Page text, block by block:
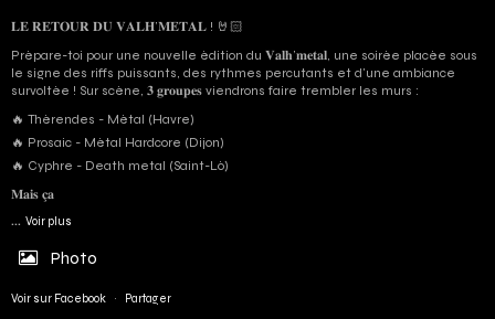
𝐋𝐄 𝐑𝐄𝐓𝐎𝐔𝐑 𝐃𝐔 𝐕𝐀𝐋𝐇’𝐌𝐄𝐓𝐀𝐋 ! 🤘🏻
Prépare-toi pour une nouvelle édition du 𝐕𝐚𝐥𝐡’𝐦𝐞𝐭𝐚𝐥, une soirée placée sous
le signe des riffs puissants, des rythmes percutants et d'une ambiance
survoltée ! Sur scène, 𝟑 𝐠𝐫𝐨𝐮𝐩𝐞𝐬 viendrons faire trembler les murs :
🔥 Thérendes - Métal (Havre)
🔥 Prosaic - Métal Hardcore (Dijon)
🔥 Cyphre - Death metal (Saint-Lô)
𝐌𝐚𝐢𝐬 𝐜̧𝐚
... Voir plus
Photo
Voir sur Facebook · Partager